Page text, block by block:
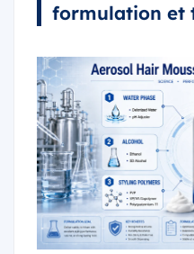
formulation et